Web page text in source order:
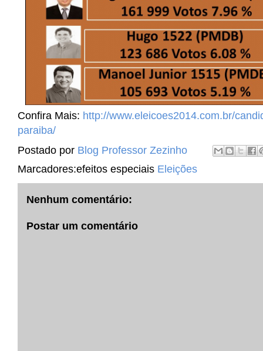
Confira Mais: http://www.eleicoes2014.com.br/
paraiba/
Postado por Blog Professor Zezinho
Marcadores:efeitos especiais Eleições
Nenhum comentário:
Postar um comentário